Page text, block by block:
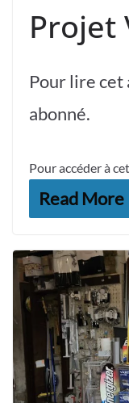
Projet
Pour lire cet
abonné.
Pour accéder à
Read More